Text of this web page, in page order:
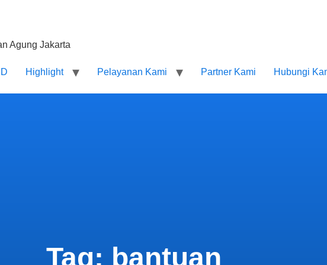
Agung Jakarta
Highlight Pelayanan Kami Partner Kami Hubungi
Tag: bantuan